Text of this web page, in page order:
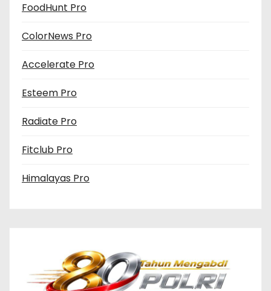
FoodHunt Pro
ColorNews Pro
Accelerate Pro
Esteem Pro
Radiate Pro
Fitclub Pro
Himalayas Pro